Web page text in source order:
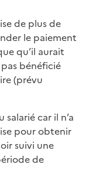
de plus de
le paiement
qu’il aurait
bénéficié
(prévu
car il n’a
pour obtenir
suivi une
de